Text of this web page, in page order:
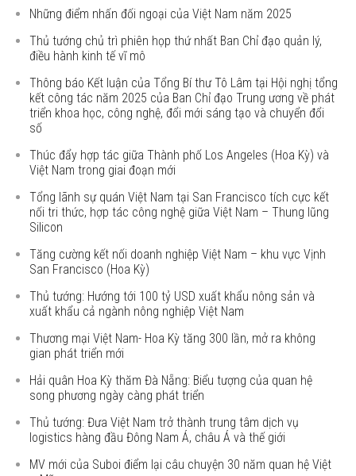
Những điểm nhấn đối ngoại của Việt Nam năm 2025
Thủ tướng chủ trì phiên họp thứ nhất Ban Chỉ đạo quản lý,
điều hành kinh tế vĩ mô
Thông báo Kết luận của Tổng Bí thư Tô Lâm tại Hội nghị tổng
kết công tác năm 2025 của Ban Chỉ đạo Trung ương về phát
triển khoa học, công nghệ, đổi mới sáng tạo và chuyển đổi
số
Thúc đẩy hợp tác giữa Thành phố Los Angeles (Hoa Kỳ) và
Việt Nam trong giai đoạn mới
Tổng lãnh sự quán Việt Nam tại San Francisco tích cực kết
nối tri thức, hợp tác công nghệ giữa Việt Nam – Thung lũng
Silicon
Tăng cường kết nối doanh nghiệp Việt Nam – khu vực Vịnh
San Francisco (Hoa Kỳ)
Thủ tướng: Hướng tới 100 tỷ USD xuất khẩu nông sản và
xuất khẩu cả ngành nông nghiệp Việt Nam
Thương mại Việt Nam- Hoa Kỳ tăng 300 lần, mở ra không
gian phát triển mới
Hải quân Hoa Kỳ thăm Đà Nẵng: Biểu tượng của quan hệ
song phương ngày càng phát triển
Thủ tướng: Đưa Việt Nam trở thành trung tâm dịch vụ
logistics hàng đầu Đông Nam Á, châu Á và thế giới
MV mới của Suboi điểm lại câu chuyện 30 năm quan hệ Việt